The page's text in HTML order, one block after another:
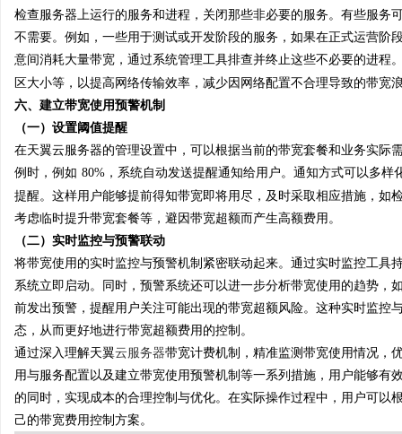
检查服务器上运行的服务和进程，关闭那些非必要的服务。有些服
不需要。例如，一些用于测试或开发阶段的服务，如果在正式运营
意间消耗大量带宽，通过系统管理工具排查并终止这些不必要的进程
区大小等，以提高网络传输效率，减少因网络配置不合理导致的带宽
六、建立带宽使用预警机制
（一）设置阈值提醒
在天翼云服务器的管理设置中，可以根据当前的带宽套餐和业务实
例时，例如 80%，系统自动发送提醒通知给用户。通知方式可以多
提醒。这样用户能够提前得知带宽即将用尽，及时采取相应措施，
考虑临时提升带宽套餐等，避因带宽超额而产生高额费用。
（二）实时监控与预警联动
将带宽使用的实时监控与预警机制紧密联动起来。通过实时监控工
系统立即启动。同时，预警系统还可以进一步分析带宽使用的趋势
前发出预警，提醒用户关注可能出现的带宽超额风险。这种实时监
态，从而更好地进行带宽超额费用的控制。
通过深入理解天翼云服务器带宽计费机制，精准监测带宽使用情况，
用与服务配置以及建立带宽使用预警机制等一系列措施，用户能够
的同时，实现成本的合理控制与优化。在实际操作过程中，用户可
己的带宽费用控制方案。